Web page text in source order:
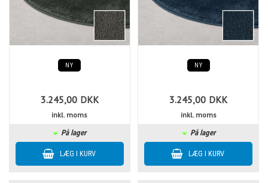
NY
3.245,00 DKK
inkl. moms
På lager
NY
3.245,00 DKK
inkl. moms
På lager